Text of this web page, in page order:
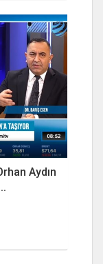
Aydın